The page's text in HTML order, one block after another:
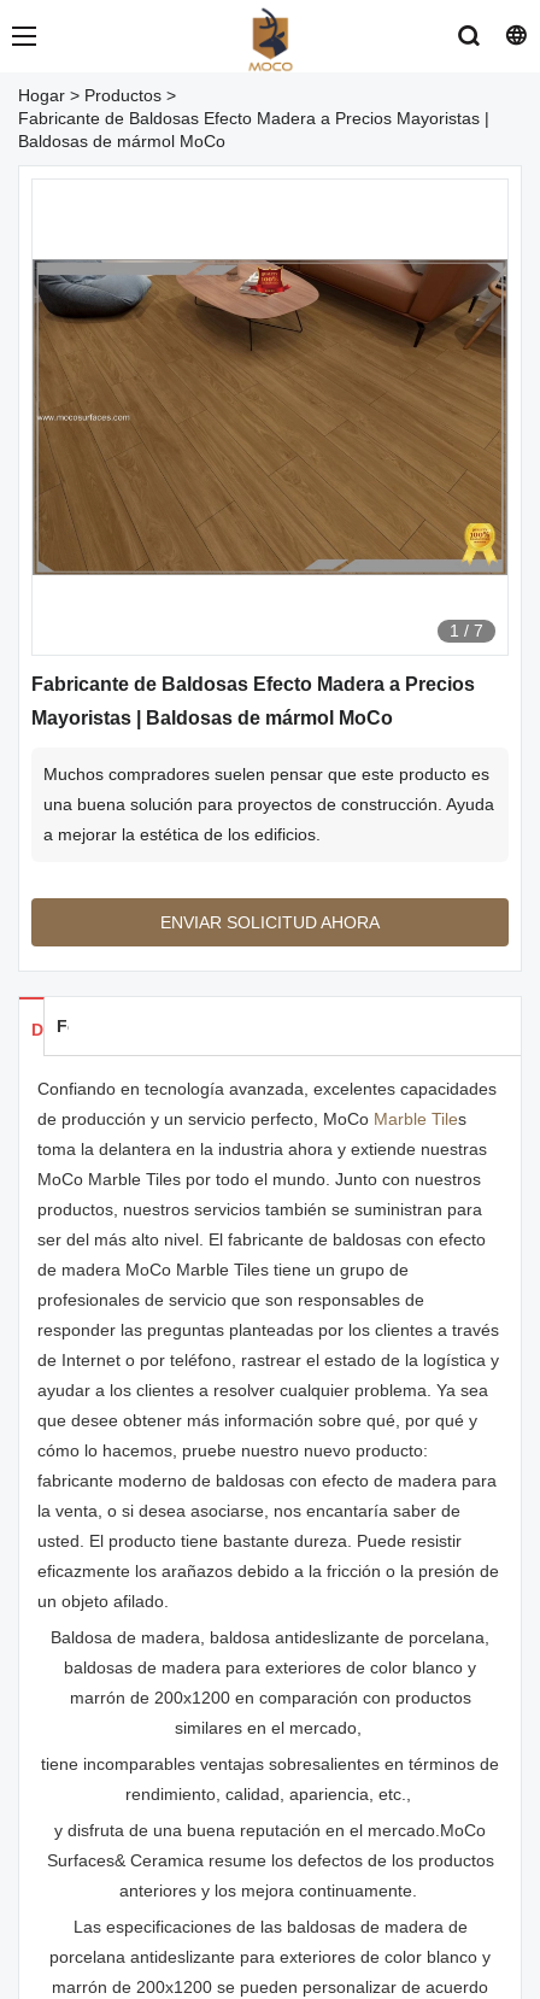
Hogar > Productos >
Fabricante de Baldosas Efecto Madera a Precios Mayoristas |
Baldosas de mármol MoCo
1 / 7
Fabricante de Baldosas Efecto Madera a Precios
Mayoristas | Baldosas de mármol MoCo
Muchos compradores suelen pensar que este producto es
una buena solución para proyectos de construcción. Ayuda
a mejorar la estética de los edificios.
ENVIAR SOLICITUD AHORA
Detalles de los productos
Feedback
Confiando en tecnología avanzada, excelentes capacidades
de producción y un servicio perfecto, MoCo Marble Tiles
toma la delantera en la industria ahora y extiende nuestras
MoCo Marble Tiles por todo el mundo. Junto con nuestros
productos, nuestros servicios también se suministran para
ser del más alto nivel. El fabricante de baldosas con efecto
de madera MoCo Marble Tiles tiene un grupo de
profesionales de servicio que son responsables de
responder las preguntas planteadas por los clientes a través
de Internet o por teléfono, rastrear el estado de la logística y
ayudar a los clientes a resolver cualquier problema. Ya sea
que desee obtener más información sobre qué, por qué y
cómo lo hacemos, pruebe nuestro nuevo producto:
fabricante moderno de baldosas con efecto de madera para
la venta, o si desea asociarse, nos encantaría saber de
usted. El producto tiene bastante dureza. Puede resistir
eficazmente los arañazos debido a la fricción o la presión de
un objeto afilado.
Baldosa de madera, baldosa antideslizante de porcelana,
baldosas de madera para exteriores de color blanco y
marrón de 200x1200 en comparación con productos
similares en el mercado,
tiene incomparables ventajas sobresalientes en términos de
rendimiento, calidad, apariencia, etc.,
y disfruta de una buena reputación en el mercado.MoCo
Surfaces& Ceramica resume los defectos de los productos
anteriores y los mejora continuamente.
Las especificaciones de las baldosas de madera de
porcelana antideslizante para exteriores de color blanco y
marrón de 200x1200 se pueden personalizar de acuerdo